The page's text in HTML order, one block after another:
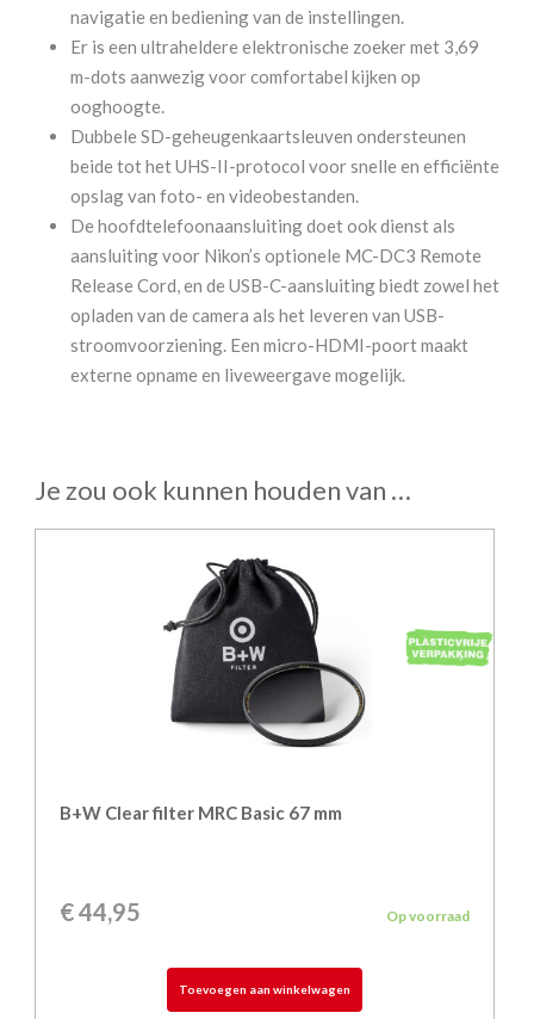
navigatie en bediening van de instellingen.
Er is een ultraheldere elektronische zoeker met 3,69
m-dots aanwezig voor comfortabel kijken op
ooghoogte.
Dubbele SD-geheugenkaartsleuven ondersteunen
beide tot het UHS-II-protocol voor snelle en efficiënte
opslag van foto- en videobestanden.
De hoofdtelefoonaansluiting doet ook dienst als
aansluiting voor Nikon’s optionele MC-DC3 Remote
Release Cord, en de USB-C-aansluiting biedt zowel het
opladen van de camera als het leveren van USB-
stroomvoorziening. Een micro-HDMI-poort maakt
externe opname en liveweergave mogelijk.
Je zou ook kunnen houden van …
B+W Clear filter MRC Basic 67 mm
€44,95 Op voorraad
Toevoegen aan winkelwagen